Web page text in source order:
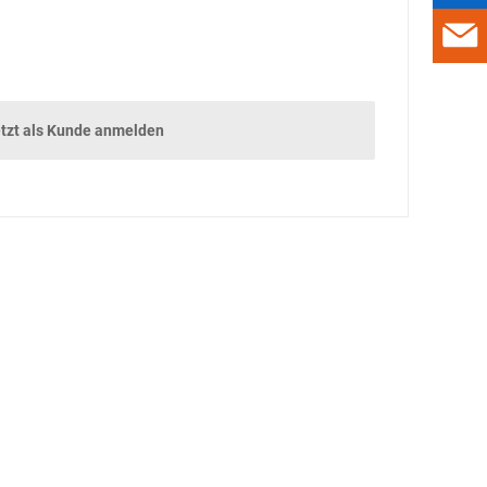
UNTERHALTUNG
als Kunde anmelden